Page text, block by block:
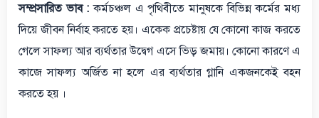
সম্প্রসারিত ভাব : কর্মচঞ্চল এ পৃথিবীতে মানুষকে বিভিন্ন কর্মের মধ্য
দিয়ে জীবন নির্বাহ করতে হয়। একেক প্রচেষ্টায় যে কোনো কাজ করতে
গেলে সাফল্য আর ব্যর্থতার উদ্বেগ এসে ভিড় জমায়। কোনো কারণে এ
কাজে সাফল্য অর্জিত না হলে এর ব্যর্থতার গ্লানি একজনকেই বহন
করতে হয় ।